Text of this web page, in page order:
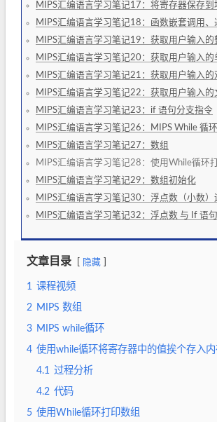
MIPS汇编语言学习笔记17：将寄存器保存到
MIPS汇编语言学习笔记18：函数嵌套调用、
MIPS汇编语言学习笔记19：获取用户输入的
MIPS汇编语言学习笔记20：获取用户输入的
MIPS汇编语言学习笔记21：获取用户输入的
MIPS汇编语言学习笔记22：获取用户输入的
MIPS汇编语言学习笔记23：if 语句分支指令
MIPS汇编语言学习笔记26：MIPS While 循环
MIPS汇编语言学习笔记27：数组
MIPS汇编语言学习笔记28：使用While循环
MIPS汇编语言学习笔记29：数组初始化
MIPS汇编语言学习笔记30：浮点数（小数）
MIPS汇编语言学习笔记32：浮点数 与 If 语句
文章目录 隐藏
1 课程视频
2 MIPS 数组
3 MIPS while循环
4 使用while循环将寄存器中的值挨个存入
4.1 过程分析
4.2 代码
5 使用While循环打印数组